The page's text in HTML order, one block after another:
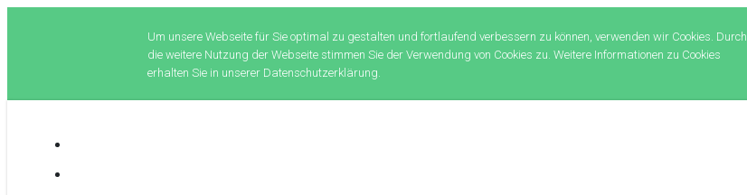
Um unsere Webseite für Sie optimal zu gestalten und fortlaufend verbessern zu können, verwenden wir Cookies. Durch
die weitere Nutzung der Webseite stimmen Sie der Verwendung von Cookies zu. Weitere Informationen zu Cookies
erhalten Sie in unserer Datenschutzerklärung.
springen